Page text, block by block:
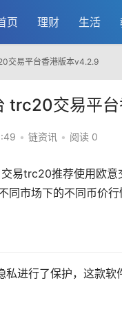
页 理财 生活
交易平台香港版本v4.2.9
trc20交易平
• 链资讯 • 阅读 0
易trc20推荐使用 欧意
同市场下的不同币价
进行了保护，这款